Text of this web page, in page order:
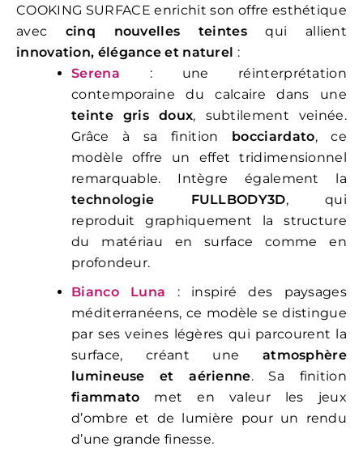
COOKING SURFACE enrichit son offre esthétique
avec cinq nouvelles teintesqui allient
innovation, élégance et naturel :
Serena
: une réinterprétation
contemporaine du calcaire dans une
teinte gris doux, subtilement veinée.
Grâce à sa finition bocciardato, ce
modèle offre un effet tridimensionnel
remarquable. Intègre également la
technologie FULLBODY3D, qui
reproduit graphiquement la structure
du matériau en surface comme en
profondeur.
Bianco Luna : inspiré des paysages
méditerranéens, ce modèle se distingue
par ses veines légères qui parcourent la
surface, créant une atmosphère
lumineuse et aérienne. Sa finition
fiammato met en valeur les jeux
d’ombre et de lumière pour un rendu
d’une grande finesse.